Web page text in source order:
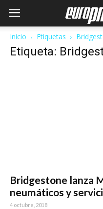
Inicio Etiquetas
Etiqueta:
Bridgestone lanza
neumáticos y
4 octubre, 2018